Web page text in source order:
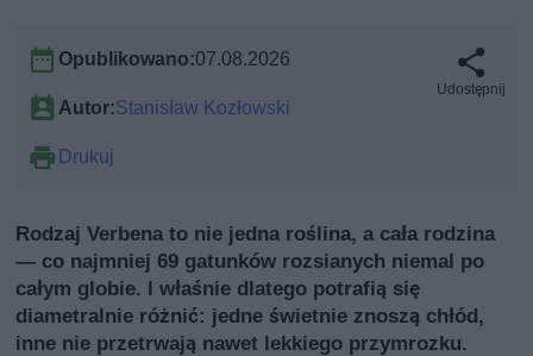
Opublikowano:07.08.2026
Autor:Stanisław Kozłowski
Drukuj
Udostępnij
Rodzaj Verbena to nie jedna roślina, a cała rodzina
— co najmniej 69 gatunków rozsianych niemal po
całym globie. I właśnie dlatego potrafią się
diametralnie różnić: jedne świetnie znoszą chłód,
inne nie przetrwają nawet lekkiego przymrozku.